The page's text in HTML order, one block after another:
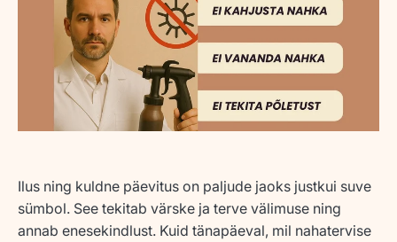
Ilus ning kuldne päevitus on paljude jaoks justkui suve
sümbol. See tekitab värske ja terve välimuse ning
annab enesekindlust. Kuid tänapäeval, mil nahatervise